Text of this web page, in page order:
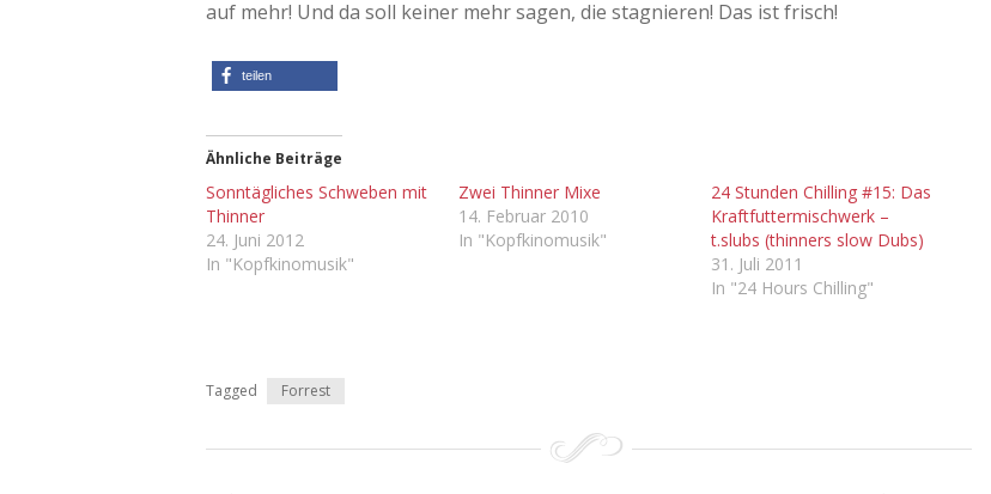
auf mehr! Und da soll keiner mehr sagen, die stagnieren! Das ist frisch!
teilen
Ähnliche Beiträge
Sonntägliches Schweben mit
Thinner
24. Juni 2012
In "Kopfkinomusik"
Zwei Thinner Mixe
14. Februar 2010
In "Kopfkinomusik"
24 Stunden Chilling #15: Das
Kraftfuttermischwerk –
t.slubs (thinners slow Dubs)
31. Juli 2011
In "24 Hours Chilling"
Tagged Forrest